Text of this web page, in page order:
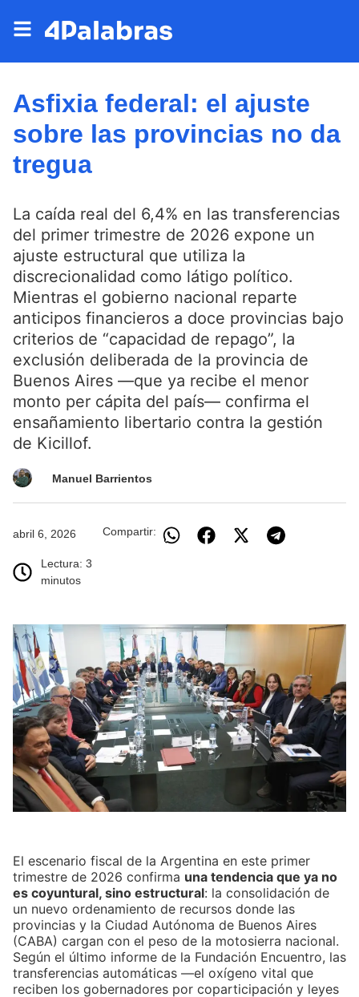
Asfixia federal: el ajuste
sobre las provincias no da
tregua
La caída real del 6,4% en las transferencias
del primer trimestre de 2026 expone un
ajuste estructural que utiliza la
discrecionalidad como látigo político.
Mientras el gobierno nacional reparte
anticipos financieros a doce provincias bajo
criterios de “capacidad de repago”, la
exclusión deliberada de la provincia de
Buenos Aires —que ya recibe el menor
monto per cápita del país— confirma el
ensañamiento libertario contra la gestión
de Kicillof.
Manuel Barrientos
abril 6, 2026
Lectura: 3
minutos
Compartir:
El escenario fiscal de la Argentina en este primer
trimestre de 2026 confirma una tendencia que ya no
es coyuntural, sino estructural: la consolidación de
un nuevo ordenamiento de recursos donde las
provincias y la Ciudad Autónoma de Buenos Aires
(CABA) cargan con el peso de la motosierra nacional.
Según el último informe de la Fundación Encuentro, las
transferencias automáticas —el oxígeno vital que
reciben los gobernadores por coparticipación y leyes